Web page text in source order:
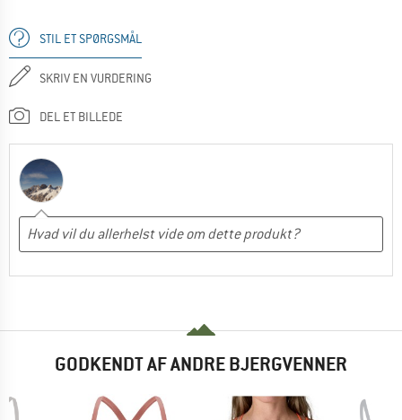
STIL ET SPØRGSMÅL
SKRIV EN VURDERING
DEL ET BILLEDE
GODKENDT AF ANDRE BJERGVENNER